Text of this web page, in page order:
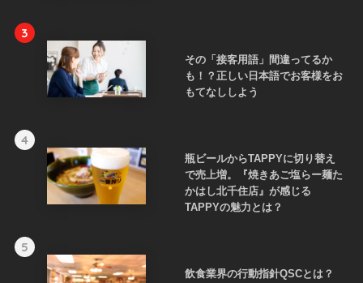
3
その「接客用語」間違ってるか
も！？正しい日本語でお客様をお
もてなししよう
4
瓶ビールからTAPPYに切り替え
で売上増。『焼きあご塩らー麺た
かはし北千住店』が感じる
TAPPYの魅力とは？
5
飲食業界の行動指針QSCとは？